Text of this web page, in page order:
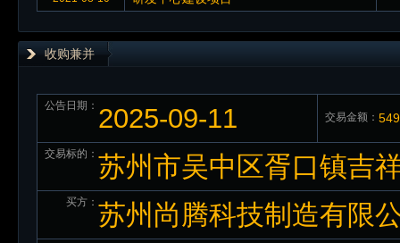
收购兼并
公告日期： 2025-09-11 交易金额：
交易标的： 苏州市吴中区胥口镇吉
买方： 苏州尚腾科技制造有限